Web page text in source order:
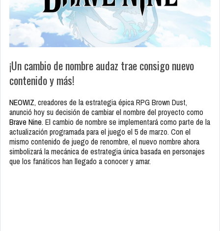
¡Un cambio de nombre audaz trae consigo nuevo
contenido y más!
NEOWIZ, creadores de la estrategia épica RPG Brown Dust,
anunció hoy su decisión de cambiar el nombre del proyecto como
Brave Nine. El cambio de nombre se implementará como parte de la
actualización programada para el juego el 5 de marzo. Con el
mismo contenido de juego de renombre, el nuevo nombre ahora
simbolizará la mecánica de estrategia única basada en personajes
que los fanáticos han llegado a conocer y amar.